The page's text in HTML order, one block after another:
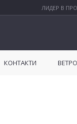
ЛИДЕР В
КОНТАКТИ